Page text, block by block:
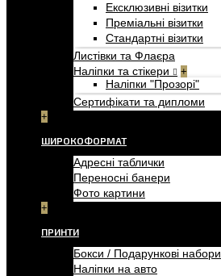
Ексклюзивні візитки
Преміальні візитки
Стандартні візитки
Листівки та Флаєра
Наліпки та стікери
+
Наліпки "Прозорі"
Сертифікати та дипломи
+
ШИРОКОФОРМАТ
Адресні таблички
Переносні банери
Фото картини
+
ПРИНТИ
Бокси / Подарункові набори
Наліпки на авто